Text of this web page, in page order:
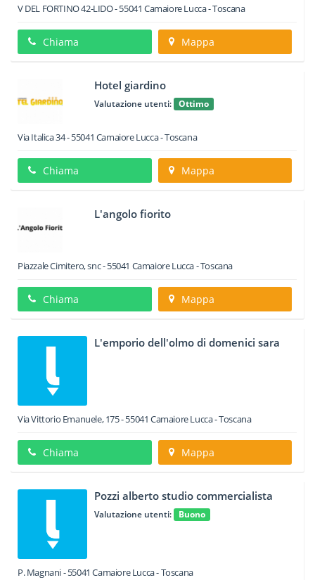
V DEL FORTINO 42-LIDO-55041 CamaioreLucca -Toscana
Chiama Mappa
Hotel giardino
Valutazione utenti: Ottimo
Via Italica 34-55041 CamaioreLucca -Toscana
Chiama Mappa
L'angolo fiorito
Piazzale Cimitero, snc-55041 CamaioreLucca -Toscana
Chiama Mappa
L'emporio dell'olmo di domenici sara
Via Vittorio Emanuele, 175-55041 CamaioreLucca -Toscana
Chiama Mappa
Pozzi alberto studio commercialista
Valutazione utenti: Buono
P. Magnani-55041 CamaioreLucca -Toscana